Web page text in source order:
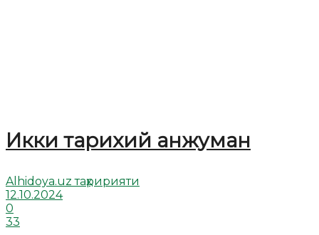
Икки тарихий анжуман
Alhidoya.uz таҳририяти
12.10.2024
0
33